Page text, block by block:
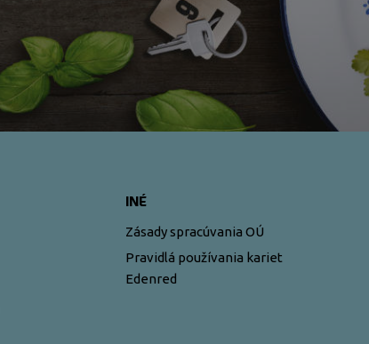
INÉ
Zásady spracúvania OÚ
Pravidlá používania kariet
Edenred